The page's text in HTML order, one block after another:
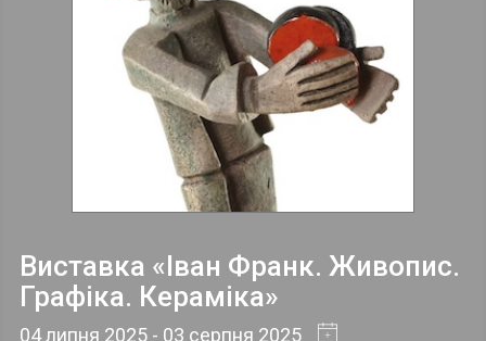
ДОВІДКА
Виставка «Іван Франк. Живопис.
Графіка. Кераміка»
04 липня 2025- 03 серпня 2025